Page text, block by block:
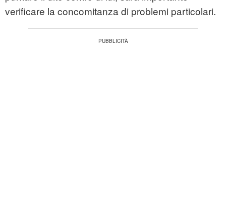
verificare la concomitanza di problemi particolari.